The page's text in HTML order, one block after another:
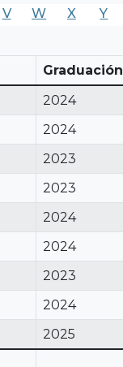
V W X Y
Graduación
2024
2024
2023
2023
2024
2024
2023
2024
2025